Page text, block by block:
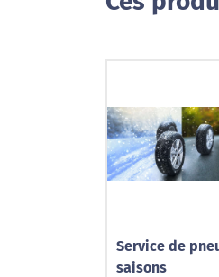
Service de
saisons